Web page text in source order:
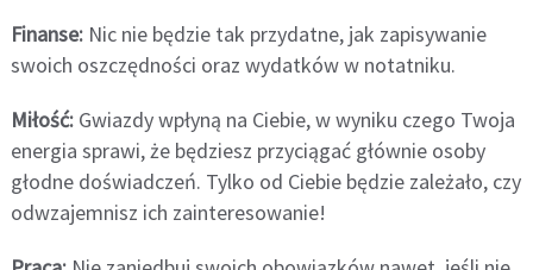
Finanse:Nic nie będzie tak przydatne, jak zapisywanie
swoich oszczędności oraz wydatków w notatniku.
Miłość:Gwiazdy wpłyną na Ciebie, w wyniku czego Twoja
energia sprawi, że będziesz przyciągać głównie osoby
głodne doświadczeń. Tylko od Ciebie będzie zależało, czy
odwzajemnisz ich zainteresowanie!